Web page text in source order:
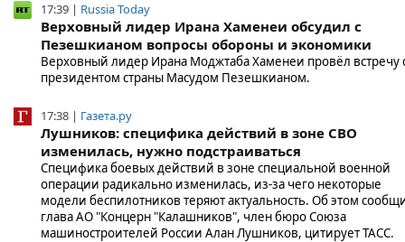
17:39 | Russia Today
Верховный лидер Ирана Хаменеи обсудил с
Пезешкианом вопросы обороны и экономики
Верховный лидер Ирана Моджтаба Хаменеи провёл встречу
президентом страны Масудом Пезешкианом.
17:38 | Газета.ру
Лушников: специфика действий в зоне СВО
изменилась, нужно подстраиваться
Специфика боевых действий в зоне специальной военной
операции радикально изменилась, из-за чего некоторые
модели беспилотников теряют актуальность. Об этом
глава АО "Концерн "Калашников", член бюро Союза
машиностроителей России Алан Лушников, цитирует ТАСС.